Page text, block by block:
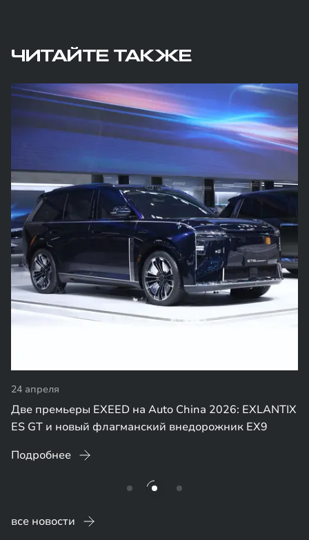
ЧИТАЙТЕ ТАКЖЕ
24 апреля
Две премьеры EXEED на Auto China 2026: EXLANTIX
ES GT и новый флагманский внедорожник EX9
Подробнее
все новости